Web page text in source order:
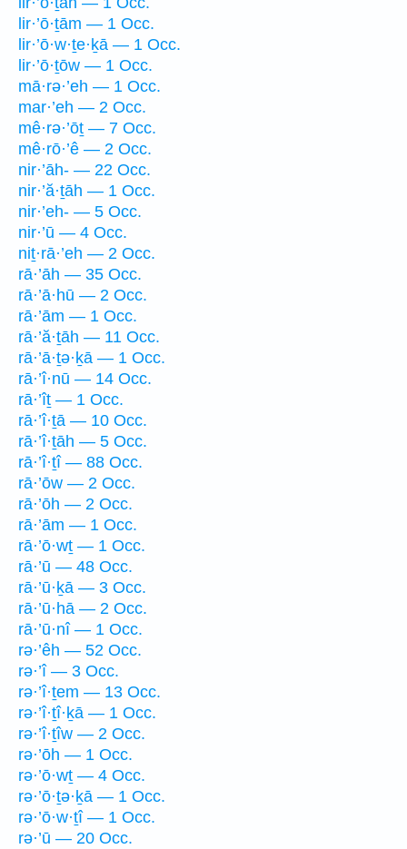
lir·’ō·ṯām — 1 Occ.
lir·’ō·w·ṯe·ḵā — 1 Occ.
lir·’ō·ṯōw — 1 Occ.
mā·rə·’eh — 1 Occ.
mar·’eh — 2 Occ.
mê·rə·’ōṯ — 7 Occ.
mê·rō·’ê — 2 Occ.
nir·’āh- — 22 Occ.
nir·’ă·ṯāh — 1 Occ.
nir·’eh- — 5 Occ.
nir·’ū — 4 Occ.
niṯ·rā·’eh — 2 Occ.
rā·’āh — 35 Occ.
rā·’ā·hū — 2 Occ.
rā·’ām — 1 Occ.
rā·’ă·ṯāh — 11 Occ.
rā·’ā·ṯə·ḵā — 1 Occ.
rā·’î·nū — 14 Occ.
rā·’îṯ — 1 Occ.
rā·’î·ṯā — 10 Occ.
rā·’î·ṯāh — 5 Occ.
rā·’î·ṯî — 88 Occ.
rā·’ōw — 2 Occ.
rā·’ōh — 2 Occ.
rā·’ām — 1 Occ.
rā·’ō·wṯ — 1 Occ.
rā·’ū — 48 Occ.
rā·’ū·ḵā — 3 Occ.
rā·’ū·hā — 2 Occ.
rā·’ū·nî — 1 Occ.
rə·’êh — 52 Occ.
rə·’î — 3 Occ.
rə·’î·ṯem — 13 Occ.
rə·’î·ṯî·ḵā — 1 Occ.
rə·’î·ṯîw — 2 Occ.
rə·’ōh — 1 Occ.
rə·’ō·wṯ — 4 Occ.
rə·’ō·ṯə·ḵā — 1 Occ.
rə·’ō·w·ṯî — 1 Occ.
rə·’ū — 20 Occ.